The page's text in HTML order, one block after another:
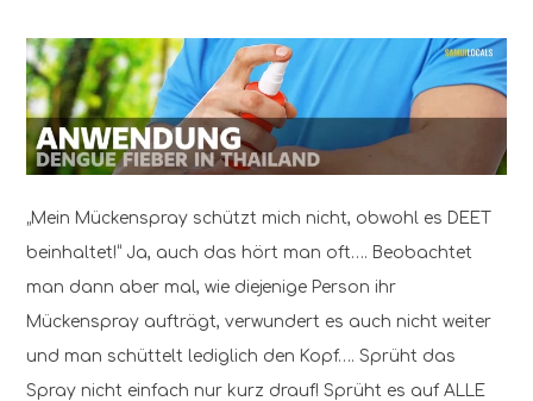
„Mein Mückenspray schützt mich nicht, obwohl es DEET
beinhaltet!“ Ja, auch das hört man oft…. Beobachtet
man dann aber mal, wie diejenige Person ihr
Mückenspray aufträgt, verwundert es auch nicht weiter
und man schüttelt lediglich den Kopf…. Sprüht das
Spray nicht einfach nur kurz drauf! Sprüht es auf ALLE